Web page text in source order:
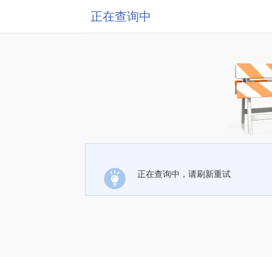
正在查询中
正在查询中，请刷新重试